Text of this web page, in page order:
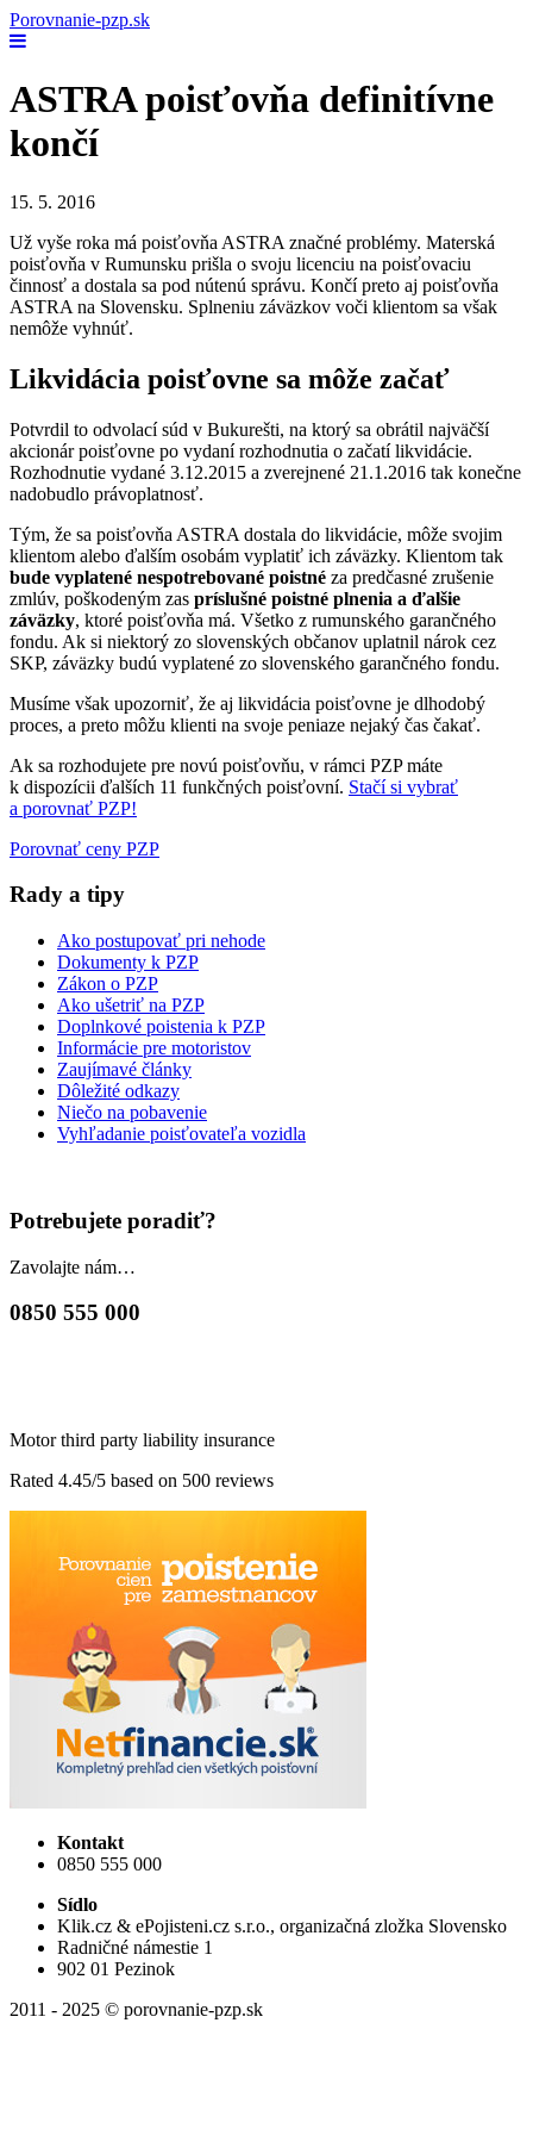
Porovnanie-pzp.sk
ASTRA poisťovňa definitívne
končí
15. 5. 2016
Už vyše roka má poisťovňa ASTRA značné problémy. Materská
poisťovňa v Rumunsku prišla o svoju licenciu na poisťovaciu
činnosť a dostala sa pod nútenú správu. Končí preto aj poisťovňa
ASTRA na Slovensku. Splneniu záväzkov voči klientom sa však
nemôže vyhnúť.
Likvidácia poisťovne sa môže začať
Potvrdil to odvolací súd v Bukurešti, na ktorý sa obrátil najväčší
akcionár poisťovne po vydaní rozhodnutia o začatí likvidácie.
Rozhodnutie vydané 3.12.2015 a zverejnené 21.1.2016 tak konečne
nadobudlo právoplatnosť.
Tým, že sa poisťovňa ASTRA dostala do likvidácie, môže svojim
klientom alebo ďalším osobám vyplatiť ich záväzky. Klientom tak
bude vyplatené nespotrebované poistné za predčasné zrušenie
zmlúv, poškodeným zas príslušné poistné plnenia a ďalšie
záväzky, ktoré poisťovňa má. Všetko z rumunského garančného
fondu. Ak si niektorý zo slovenských občanov uplatnil nárok cez
SKP, záväzky budú vyplatené zo slovenského garančného fondu.
Musíme však upozorniť, že aj likvidácia poisťovne je dlhodobý
proces, a preto môžu klienti na svoje peniaze nejaký čas čakať.
Ak sa rozhodujete pre novú poisťovňu, v rámci PZP máte
k dispozícii ďalších 11 funkčných poisťovní. Stačí si vybrať
a porovnať PZP!
Porovnať ceny PZP
Rady a tipy
Ako postupovať pri nehode
Dokumenty k PZP
Zákon o PZP
Ako ušetriť na PZP
Doplnkové poistenia k PZP
Informácie pre motoristov
Zaujímavé články
Dôležité odkazy
Niečo na pobavenie
Vyhľadanie poisťovateľa vozidla
Potrebujete poradiť?
Zavolajte nám…
0850 555 000
Motor third party liability insurance
Rated 4.45/5 based on 500 reviews
Kontakt
0850 555 000
Sídlo
Klik.cz & ePojisteni.cz s.r.o., organizačná zložka Slovensko
Radničné námestie 1
902 01 Pezinok
2011 - 2025 © porovnanie-pzp.sk